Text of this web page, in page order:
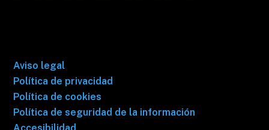
Aviso legal
Política de privacidad
Política de cookies
Política de seguridad de la información